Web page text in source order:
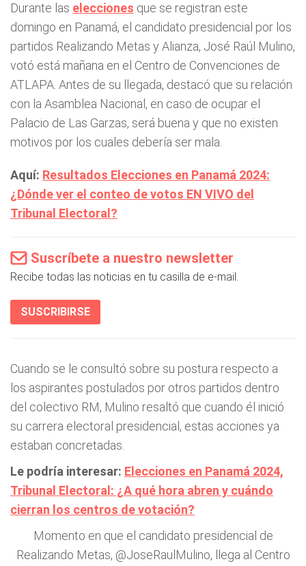
Durante las elecciones que se registran este
domingo en Panamá, el candidato presidencial por los
partidos Realizando Metas y Alianza, José Raúl Mulino,
votó está mañana en el Centro de Convenciones de
ATLAPA. Antes de su llegada, destacó que su relación
con la Asamblea Nacional, en caso de ocupar el
Palacio de Las Garzas, será buena y que no existen
motivos por los cuales debería ser mala.
Aquí: Resultados Elecciones en Panamá 2024:
¿Dónde ver el conteo de votos EN VIVO del
Tribunal Electoral?
Suscríbete a nuestro newsletter
Recibe todas las noticias en tu casilla de e-mail.
SUSCRIBIRSE
Cuando se le consultó sobre su postura respecto a
los aspirantes postulados por otros partidos dentro
del colectivo RM, Mulino resaltó que cuando él inició
su carrera electoral presidencial, estas acciones ya
estaban concretadas.
Le podría interesar: Elecciones en Panamá 2024,
Tribunal Electoral: ¿A qué hora abren y cuándo
cierran los centros de votación?
Momento en que el candidato presidencial de
Realizando Metas, @JoseRaulMulino, llega al Centro